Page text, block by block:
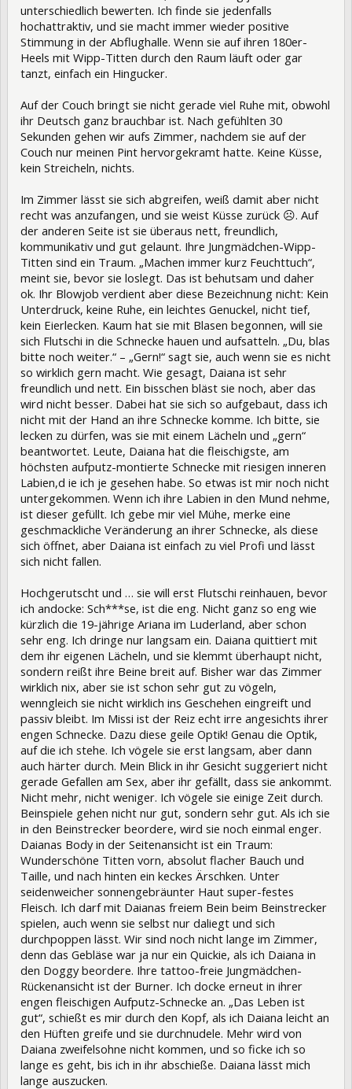
unterschiedlich bewerten. Ich finde sie jedenfalls
hochattraktiv, und sie macht immer wieder positive
Stimmung in der Abflughalle. Wenn sie auf ihren 180er-
Heels mit Wipp-Titten durch den Raum läuft oder gar
tanzt, einfach ein Hingucker.
Auf der Couch bringt sie nicht gerade viel Ruhe mit, obwohl
ihr Deutsch ganz brauchbar ist. Nach gefühlten 30
Sekunden gehen wir aufs Zimmer, nachdem sie auf der
Couch nur meinen Pint hervorgekramt hatte. Keine Küsse,
kein Streicheln, nichts.
Im Zimmer lässt sie sich abgreifen, weiß damit aber nicht
recht was anzufangen, und sie weist Küsse zurück ☹. Auf
der anderen Seite ist sie überaus nett, freundlich,
kommunikativ und gut gelaunt. Ihre Jungmädchen-Wipp-
Titten sind ein Traum. „Machen immer kurz Feuchttuch“,
meint sie, bevor sie loslegt. Das ist behutsam und daher
ok. Ihr Blowjob verdient aber diese Bezeichnung nicht: Kein
Unterdruck, keine Ruhe, ein leichtes Genuckel, nicht tief,
kein Eierlecken. Kaum hat sie mit Blasen begonnen, will sie
sich Flutschi in die Schnecke hauen und aufsatteln. „Du, blas
bitte noch weiter.“ – „Gern!“ sagt sie, auch wenn sie es nicht
so wirklich gern macht. Wie gesagt, Daiana ist sehr
freundlich und nett. Ein bisschen bläst sie noch, aber das
wird nicht besser. Dabei hat sie sich so aufgebaut, dass ich
nicht mit der Hand an ihre Schnecke komme. Ich bitte, sie
lecken zu dürfen, was sie mit einem Lächeln und „gern“
beantwortet. Leute, Daiana hat die fleischigste, am
höchsten aufputz-montierte Schnecke mit riesigen inneren
Labien,d ie ich je gesehen habe. So etwas ist mir noch nicht
untergekommen. Wenn ich ihre Labien in den Mund nehme,
ist dieser gefüllt. Ich gebe mir viel Mühe, merke eine
geschmackliche Veränderung an ihrer Schnecke, als diese
sich öffnet, aber Daiana ist einfach zu viel Profi und lässt
sich nicht fallen.
Hochgerutscht und … sie will erst Flutschi reinhauen, bevor
ich andocke: Sch***se, ist die eng. Nicht ganz so eng wie
kürzlich die 19-jährige Ariana im Luderland, aber schon
sehr eng. Ich dringe nur langsam ein. Daiana quittiert mit
dem ihr eigenen Lächeln, und sie klemmt überhaupt nicht,
sondern reißt ihre Beine breit auf. Bisher war das Zimmer
wirklich nix, aber sie ist schon sehr gut zu vögeln,
wenngleich sie nicht wirklich ins Geschehen eingreift und
passiv bleibt. Im Missi ist der Reiz echt irre angesichts ihrer
engen Schnecke. Dazu diese geile Optik! Genau die Optik,
auf die ich stehe. Ich vögele sie erst langsam, aber dann
auch härter durch. Mein Blick in ihr Gesicht suggeriert nicht
gerade Gefallen am Sex, aber ihr gefällt, dass sie ankommt.
Nicht mehr, nicht weniger. Ich vögele sie einige Zeit durch.
Beinspiele gehen nicht nur gut, sondern sehr gut. Als ich sie
in den Beinstrecker beordere, wird sie noch einmal enger.
Daianas Body in der Seitenansicht ist ein Traum:
Wunderschöne Titten vorn, absolut flacher Bauch und
Taille, und nach hinten ein keckes Ärschken. Unter
seidenweicher sonnengebräunter Haut super-festes
Fleisch. Ich darf mit Daianas freiem Bein beim Beinstrecker
spielen, auch wenn sie selbst nur daliegt und sich
durchpoppen lässt. Wir sind noch nicht lange im Zimmer,
denn das Gebläse war ja nur ein Quickie, als ich Daiana in
den Doggy beordere. Ihre tattoo-freie Jungmädchen-
Rückenansicht ist der Burner. Ich docke erneut in ihrer
engen fleischigen Aufputz-Schnecke an. „Das Leben ist
gut“, schießt es mir durch den Kopf, als ich Daiana leicht an
den Hüften greife und sie durchnudele. Mehr wird von
Daiana zweifelsohne nicht kommen, und so ficke ich so
lange es geht, bis ich in ihr abschieße. Daiana lässt mich
lange auszucken.